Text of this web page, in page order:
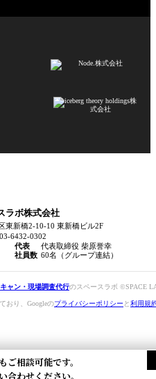
ご相談可能です。
合わせください。
ラボ株式会社
東新橋2-10-10 東新橋ビル2F
6432-0302
代表
代表取締役 柴原誉幸
社員数 60名（グループ連結）
ャン・現場調査代行のスペースラボ ©SPACE
おり、Googleのプライバシーポリシー と利用規